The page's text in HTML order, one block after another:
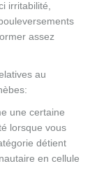
irritabilité,
assez
au
une certaine
lorsque vous
détient
en cellule